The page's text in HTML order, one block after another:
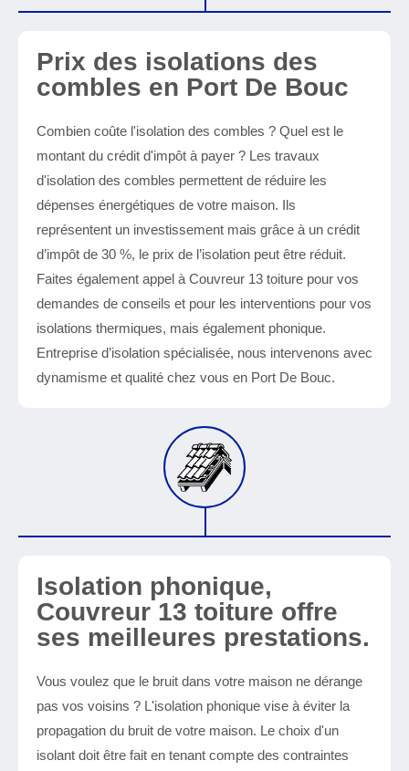
Prix des isolations des
combles en Port De Bouc
Combien coûte l'isolation des combles ? Quel est le
montant du crédit d'impôt à payer ? Les travaux
d'isolation des combles permettent de réduire les
dépenses énergétiques de votre maison. Ils
représentent un investissement mais grâce à un crédit
d’impôt de 30 %, le prix de l’isolation peut être réduit.
Faites également appel à Couvreur 13 toiture pour vos
demandes de conseils et pour les interventions pour vos
isolations thermiques, mais également phonique.
Entreprise d’isolation spécialisée, nous intervenons avec
dynamisme et qualité chez vous en Port De Bouc.
Isolation phonique,
Couvreur 13 toiture offre
ses meilleures prestations.
Vous voulez que le bruit dans votre maison ne dérange
pas vos voisins ? L'isolation phonique vise à éviter la
propagation du bruit de votre maison. Le choix d'un
isolant doit être fait en tenant compte des contraintes